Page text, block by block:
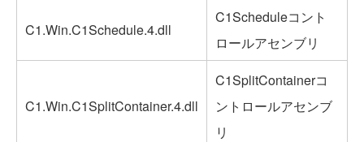
C1.Win.C1Schedule.4.dll
C1Scheduleコント
ロールアセンブリ
C1.Win.C1SplitContainer.4.dll
C1SplitContainerコ
ントロールアセンブ
リ